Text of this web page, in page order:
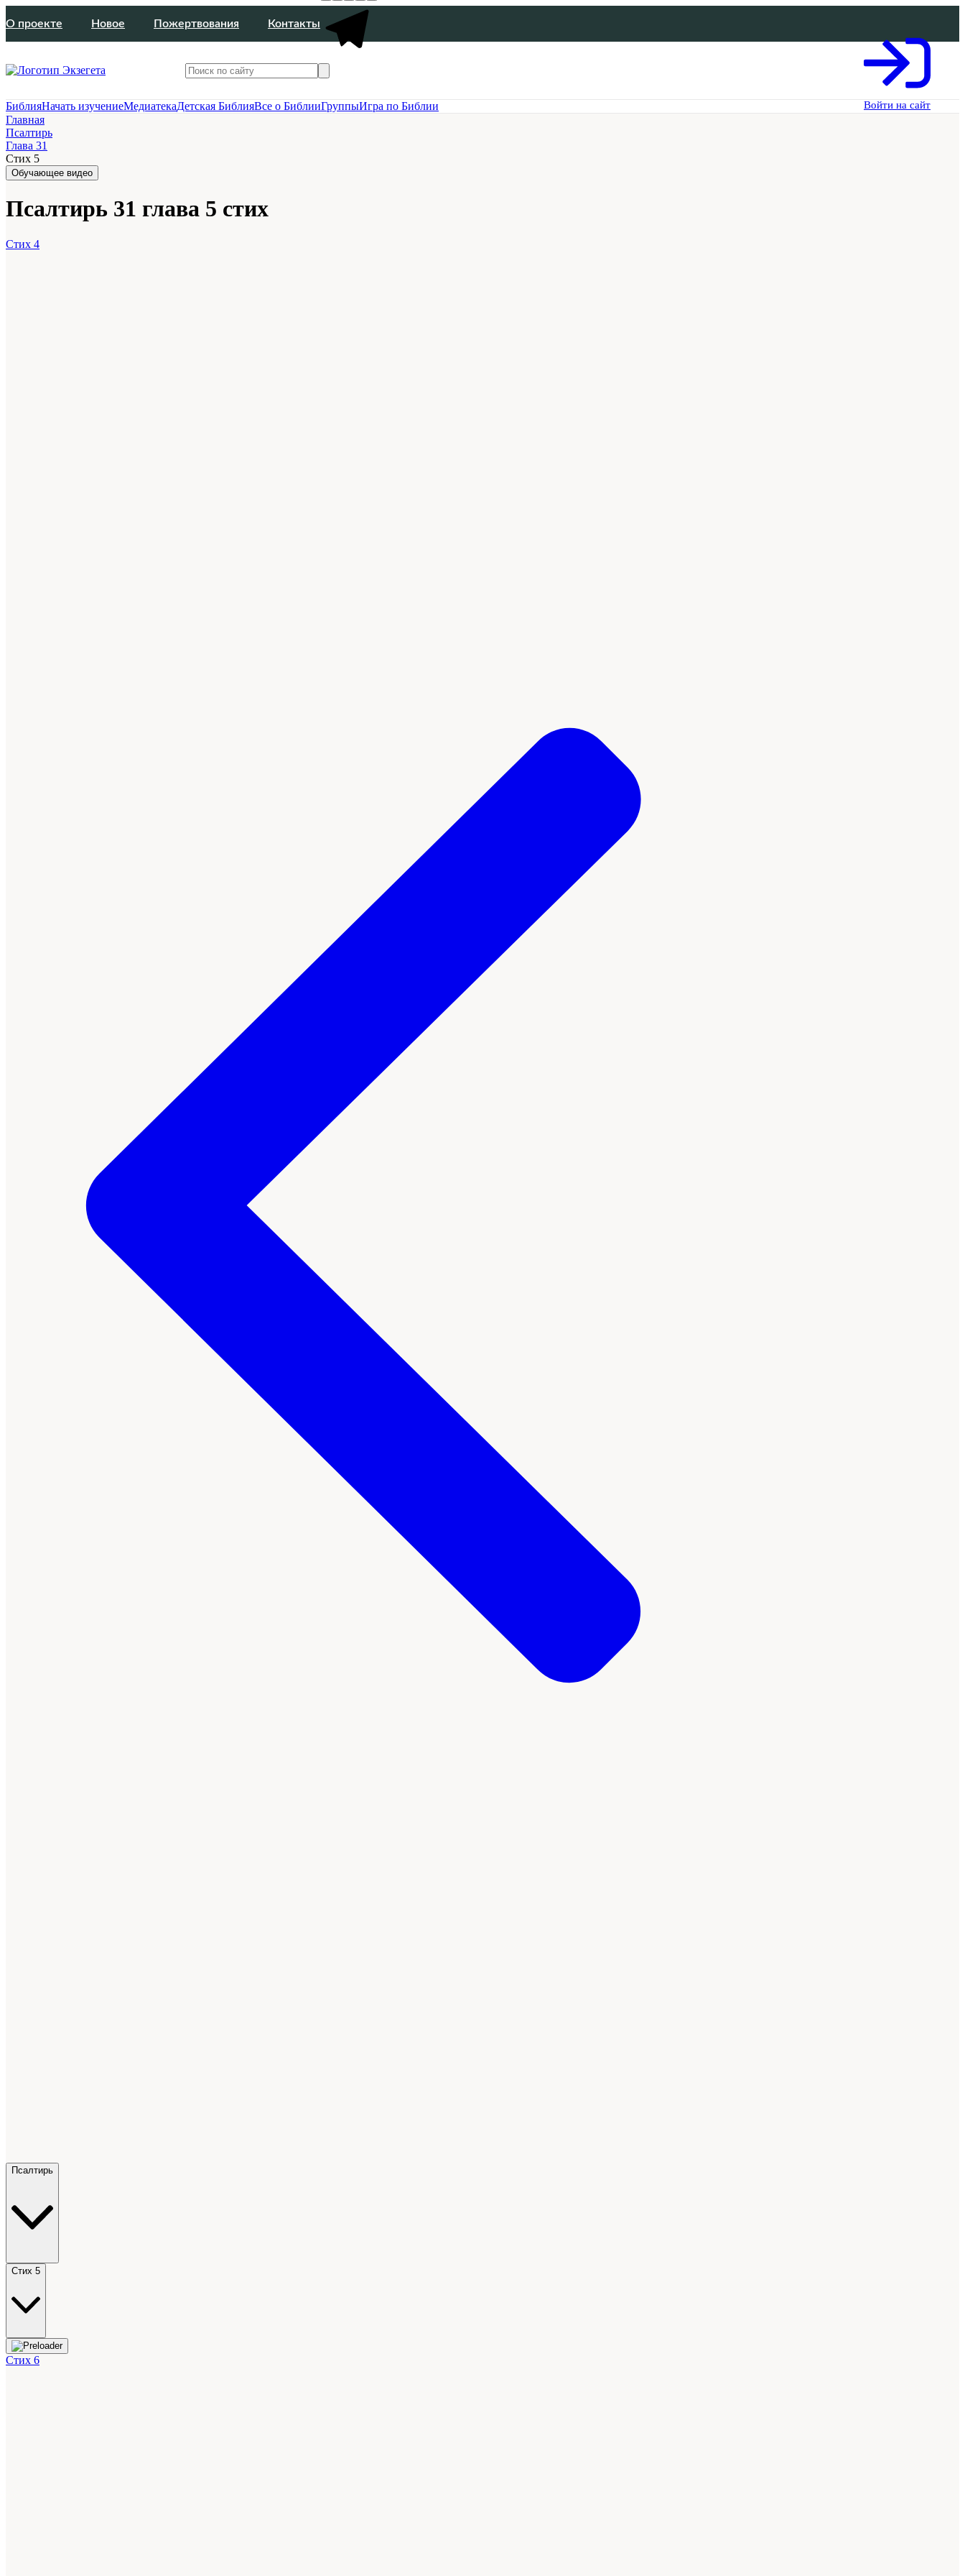
О проекте Новое Пожертвования Контакты
Войти на сайт
БиблияНачать изучениеМедиатекаДетская БиблияВсе о БиблииГруппыИгра по Библии
Главная
Псалтирь
Глава 31
Стих 5
Обучающее видео
Псалтирь 31 глава 5 стих
Стих 4
Псалтирь
Стих 5
Стих 6